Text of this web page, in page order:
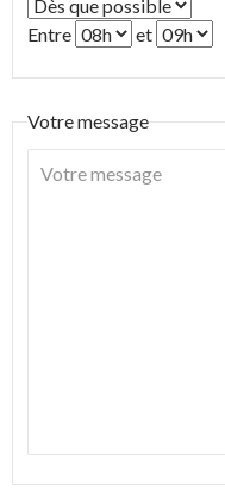
Entre et
Votre message